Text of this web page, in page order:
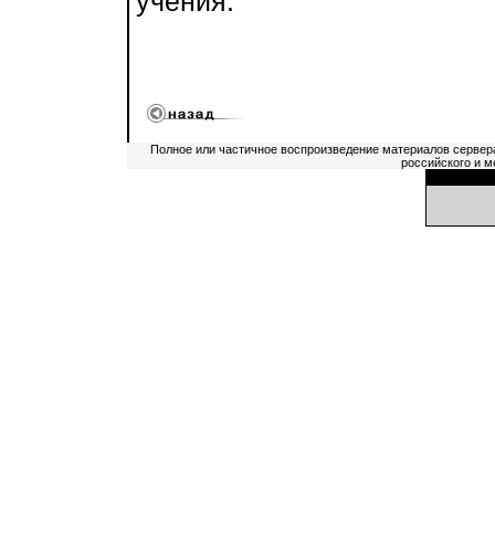
Полное или частичное воспроизведение материалов
российского и